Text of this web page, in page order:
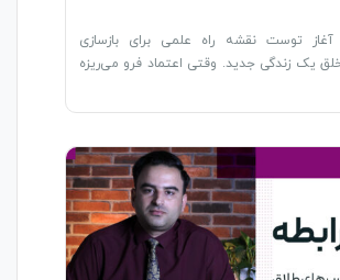
آغاز توست نقشه راه علمی برای بازسازی
یک زندگی جدید. وقتی اعتماد فرو می‌ریزه